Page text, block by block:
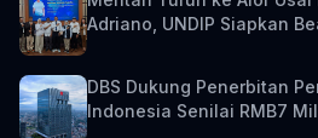
Adriano, UNDIP Siapkan
DBS Dukung Penerbitan
Indonesia Senilai RMB7